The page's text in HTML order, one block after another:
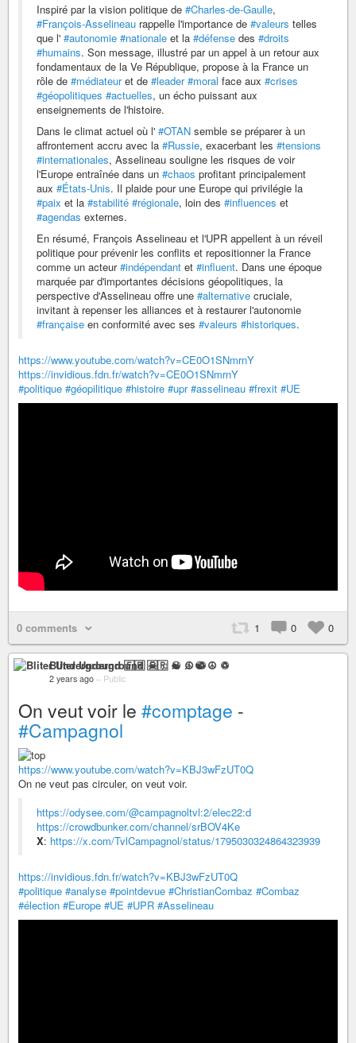
Inspiré par la vision politique de #Charles-de-Gaulle,
#François-Asselineau rappelle l'importance de #valeurs telles
que l' #autonomie #nationale et la #défense des #droits
#humains. Son message, illustré par un appel à un retour aux
fondamentaux de la Ve République, propose à la France un
rôle de #médiateuret de #leader #moral face aux #crises
#géopolitiques #actuelles, un écho puissant aux
enseignements de l'histoire.
Dans le climat actuel où l' #OTAN semble se préparer à un
affrontement accru avec la #Russie, exacerbant les #tensions
#internationales, Asselineau souligne les risques de voir
l'Europe entraînée dans un #chaos profitant principalement
aux #États-Unis. Il plaide pour une Europe qui privilégie la
#paix et la #stabilité #régionale, loin des #influences et
#agendas externes.
En résumé, François Asselineau et l'UPR appellent à un réveil
politique pour prévenir les conflits et repositionner la France
comme un acteur#indépendant et #influent. Dans une époque
marquée par d'importantes décisions géopolitiques, la
perspective d'Asselineau offre une #alternative cruciale,
invitant à repenser les alliances et à restaurer l'autonomie
#française en conformité avec ses #valeurs #historiques.
https://www.youtube.com/watch?v=CE0O1SNmrnY
https://invidious.fdn.fr/watch?v=CE0O1SNmrnY
#politique #géopilitique #histoire #upr #asselineau #frexit #UE
0 comments 1 0 0
Bliter Underground 🇫🇷 ☠ ♫ ☯ ☮ ♽
2 years ago – Public
On veut voir le #comptage -
#Campagnol
https://www.youtube.com/watch?v=KBJ3wFzUT0Q
On ne veut pas circuler, on veut voir.
https://odysee.com/@campagnoltvl:2/elec22:d
https://crowdbunker.com/channel/srBOV4Ke
X: https://x.com/TvlCampagnol/status/1795030324864323939
https://invidious.fdn.fr/watch?v=KBJ3wFzUT0Q
#politique #analyse #pointdevue #ChristianCombaz #Combaz
#élection #Europe #UE #UPR #Asselineau